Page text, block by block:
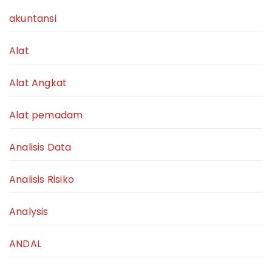
akuntansi
Alat
Alat Angkat
Alat pemadam
Analisis Data
Analisis Risiko
Analysis
ANDAL